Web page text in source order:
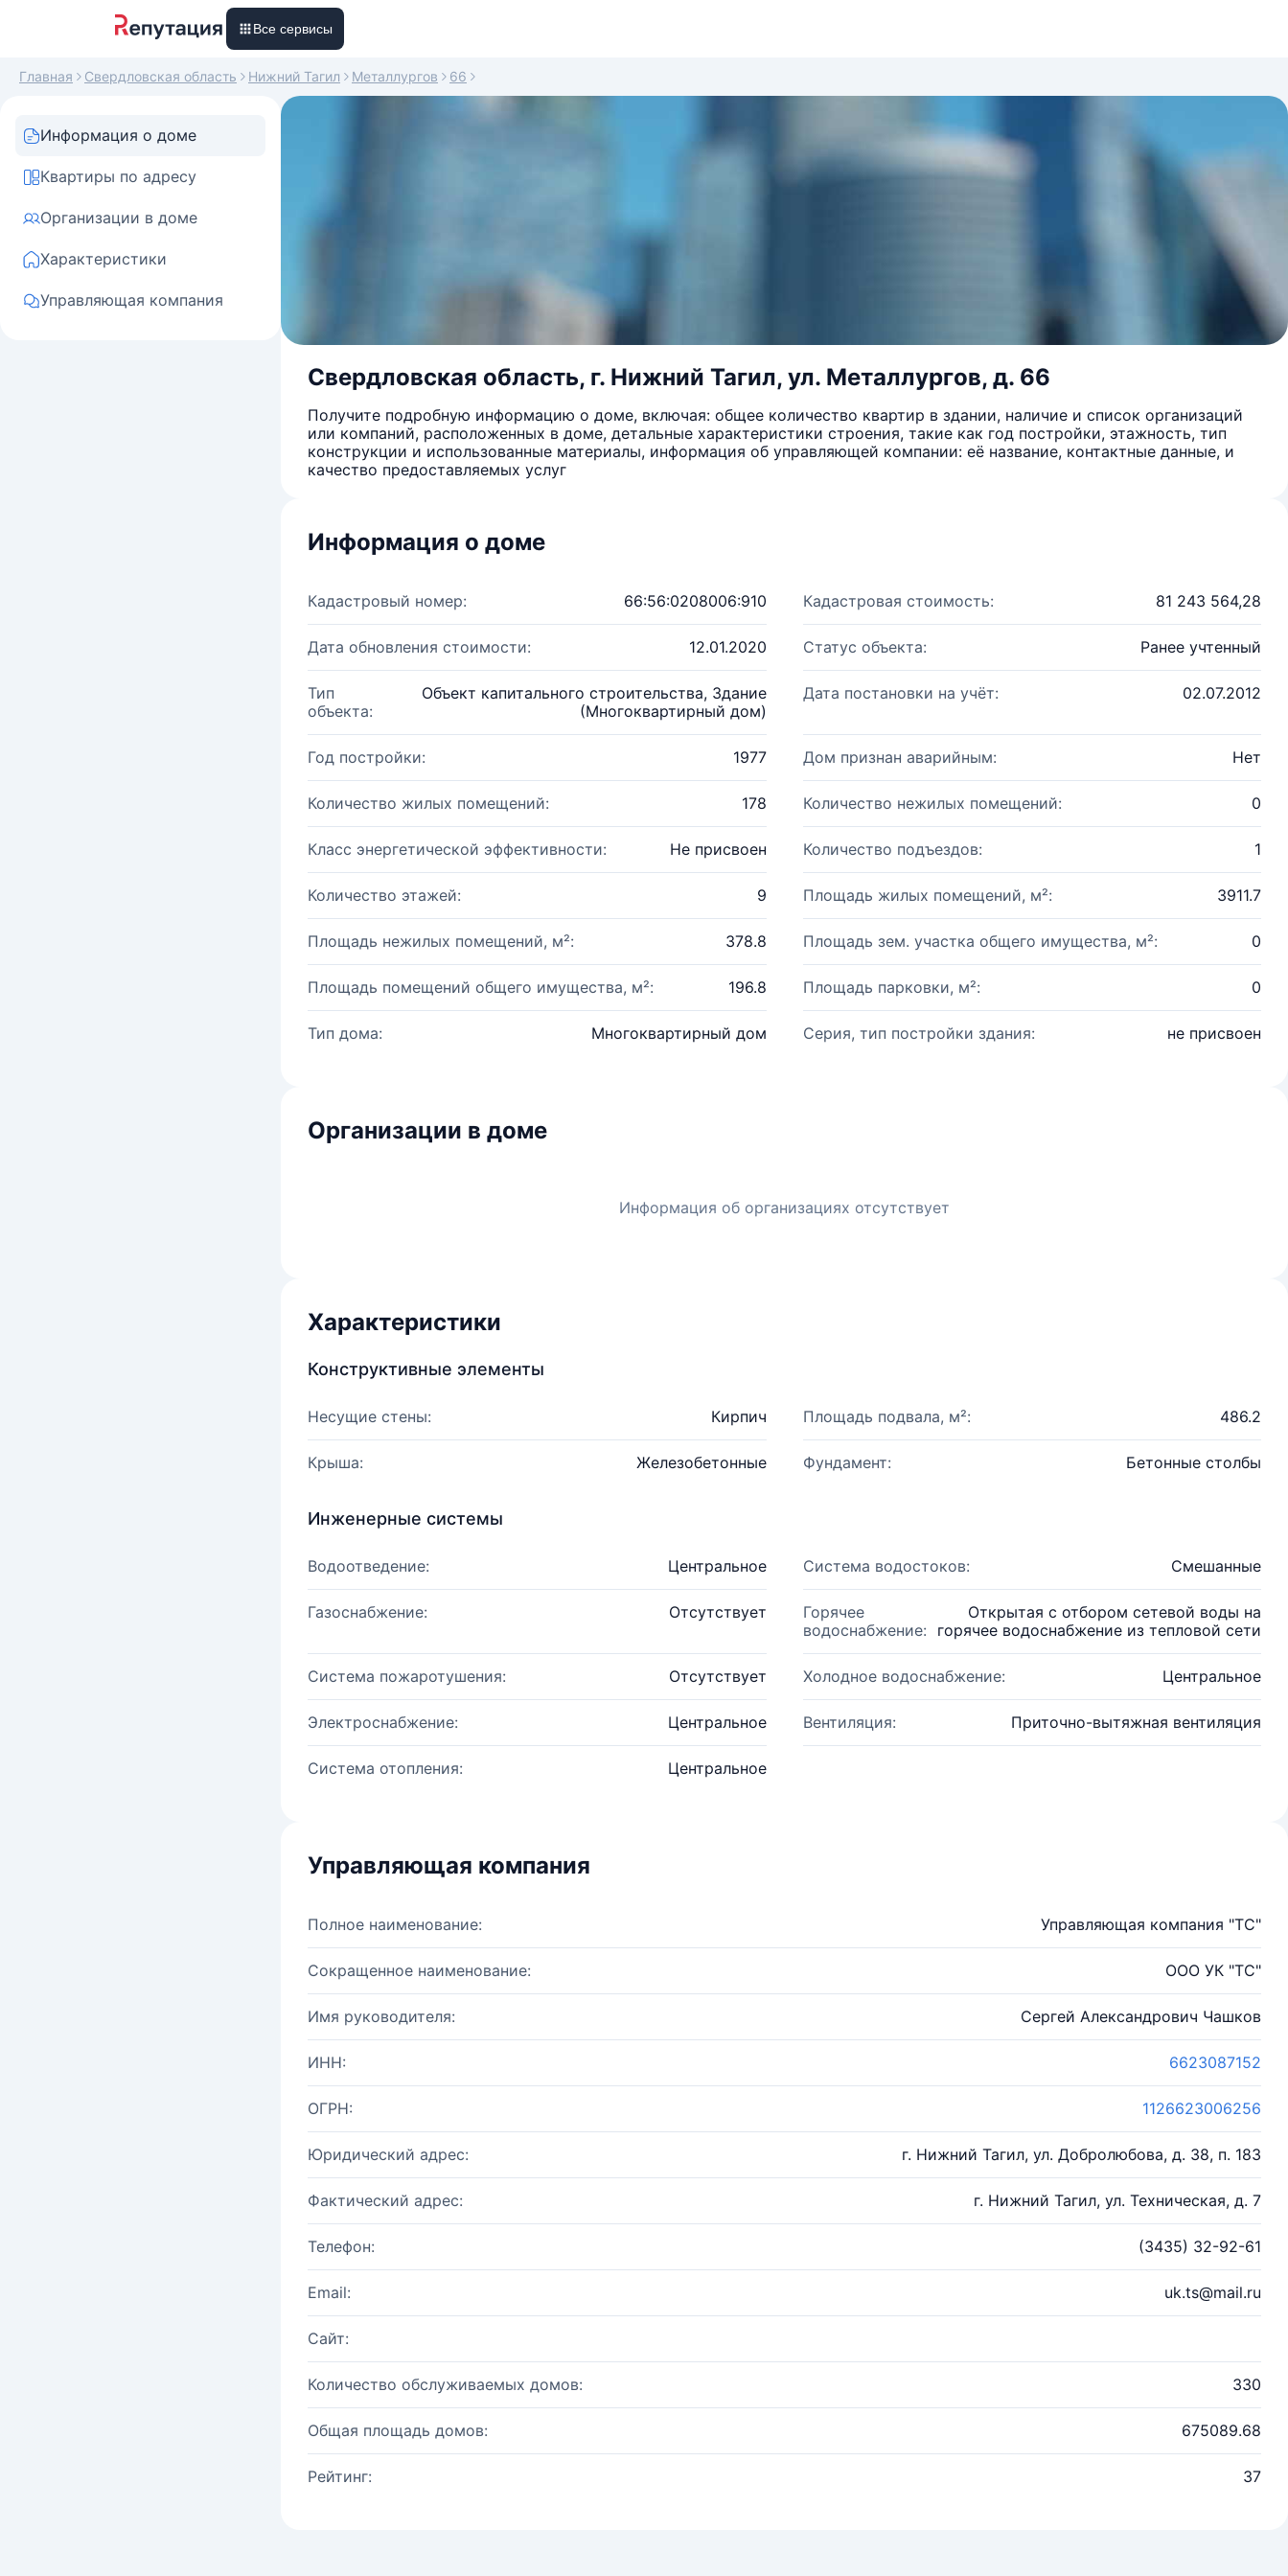
Все сервисы
Главная Свердловская область Нижний Тагил Металлургов 66
Информация о доме
Квартиры по адресу
Организации в доме
Характеристики
Управляющая компания
Свердловская область, г. Нижний Тагил, ул. Металлургов, д. 66
Получите подробную информацию о доме, включая: общее количество квартир в здании, наличие и список организаций
или компаний, расположенных в доме, детальные характеристики строения, такие как год постройки, этажность, тип
конструкции и использованные материалы, информация об управляющей компании: её название, контактные данные, и
качество предоставляемых услуг
Информация о доме
Кадастровый номер: 66:56:0208006:910 Кадастровая стоимость: 81 243 564,28
Дата обновления стоимости: 12.01.2020 Статус объекта: Ранее учтенный
Тип
объекта:
Объект капитального строительства, Здание
(Многоквартирный дом)
Дата постановки на учёт: 02.07.2012
Год постройки: 1977 Дом признан аварийным: Нет
Количество жилых помещений: 178 Количество нежилых помещений: 0
Класс энергетической эффективности: Не присвоен Количество подъездов: 1
Количество этажей: 9 Площадь жилых помещений, м²: 3911.7
Площадь нежилых помещений, м²: 378.8 Площадь зем. участка общего имущества, м²: 0
Площадь помещений общего имущества, м²: 196.8 Площадь парковки, м²: 0
Тип дома: Многоквартирный дом Серия, тип постройки здания: не присвоен
Организации в доме
Информация об организациях отсутствует
Характеристики
Конструктивные элементы
Несущие стены: Кирпич Площадь подвала, м²: 486.2
Крыша: Железобетонные Фундамент: Бетонные столбы
Инженерные системы
Водоотведение: Центральное Система водостоков: Смешанные
Газоснабжение: Отсутствует
Горячее
водоснабжение:
Открытая с отбором сетевой воды на
горячее водоснабжение из тепловой сети
Система пожаротушения: Отсутствует Холодное водоснабжение: Центральное
Электроснабжение: Центральное Вентиляция: Приточно-вытяжная вентиляция
Система отопления: Центральное
Управляющая компания
Полное наименование: Управляющая компания "ТС"
Сокращенное наименование: ООО УК "ТС"
Имя руководителя: Сергей Александрович Чашков
ИНН: 6623087152
ОГРН: 1126623006256
Юридический адрес: г. Нижний Тагил, ул. Добролюбова, д. 38, п. 183
Фактический адрес: г. Нижний Тагил, ул. Техническая, д. 7
Телефон: (3435) 32-92-61
Email: uk.ts@mail.ru
Сайт:
Количество обслуживаемых домов: 330
Общая площадь домов: 675089.68
Рейтинг: 37